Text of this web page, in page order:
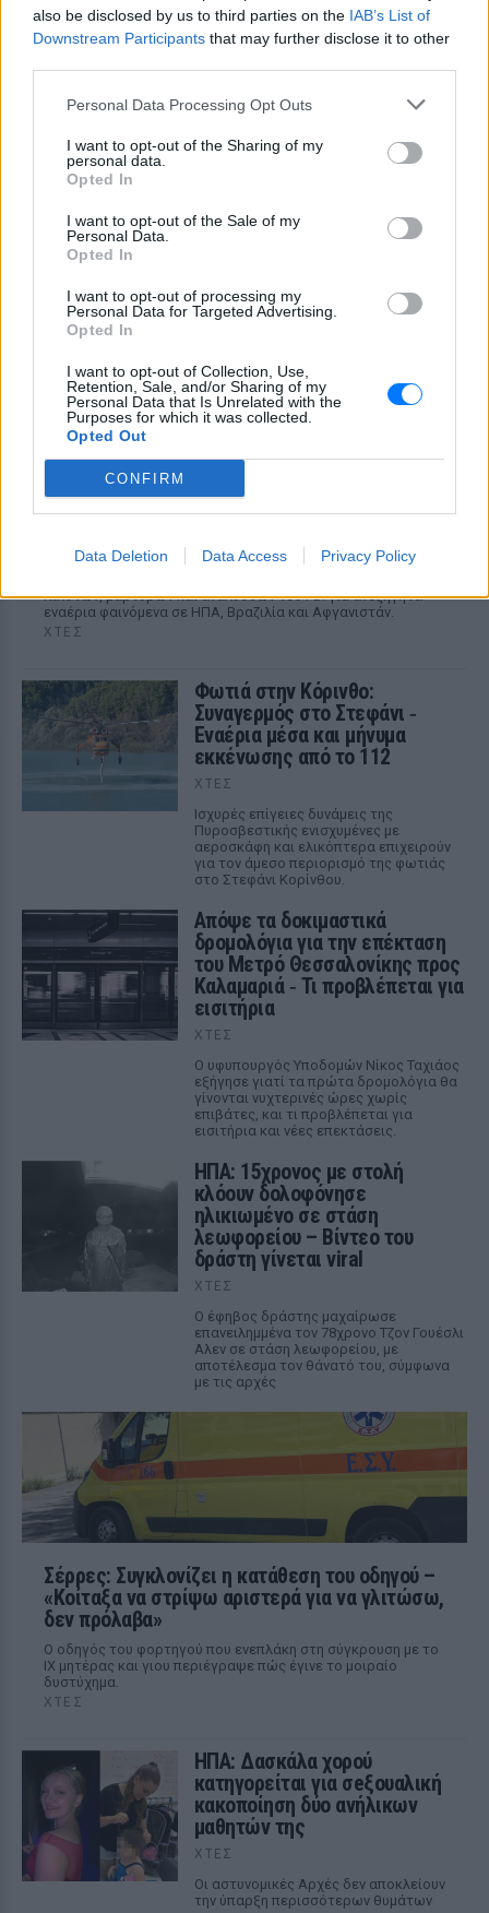
also be disclosed by us to third parties on the IAB’s List of
Downstream Participants that may further disclose it to other
Personal Data Processing Opt Outs
I want to opt-out of the Sharing of my
personal data.
Opted In
I want to opt-out of the Sale of my
Personal Data.
Opted In
I want to opt-out of processing my
Personal Data for Targeted Advertising.
Opted In
I want to opt-out of Collection, Use,
Retention, Sale, and/or Sharing of my
Personal Data that Is Unrelated with the
Purposes for which it was collected.
Opted Out
CONFIRM
Data Deletion Data Access Privacy Policy
πατέρα
ΧΤΕΣ
Μητέρα 43 ετών και ο 21χρονος γιος της
φορτηγό στην επαρχιακή οδό Αμφίπολης
– Δράμας, κοντά στην Παλαιοκώμη.
Καταδίωξη στο κέντρο της
μ@@@», του φώναζαν
λευκό όχημα έχασε τον έλεγχο και
καρφώθηκε πάνω σε κολονάκια.
Αρχεία UFO: Αθόρυβα τριγωνικά σκάφη 152
μέτρων και μεταλλική σφαίρα με ανθρώπινο
Η κυβέρνηση Τραμπ δημοσίευσε την 5η παρτίδα
πιλότων, μαρτύρων και αναλύσεων του FBI για ανεξήγητα
εναέρια φαινόμενα σε ΗΠΑ, Βραζιλία και Αφγανιστάν.
ΧΤΕΣ
Φωτιά στην Κόρινθο:
Συναγερμός στο Στεφάνι ‑
Εναέρια μέσα και μήνυμα
εκκένωσης από το 112
ΧΤΕΣ
Ισχυρές επίγειες δυνάμεις της
Πυροσβεστικής ενισχυμένες με
αεροσκάφη και ελικόπτερα επιχειρούν
για τον άμεσο περιορισμό της φωτιάς
στο Στεφάνι Κορίνθου.
Απόψε τα δοκιμαστικά
δρομολόγια για την επέκταση
του Μετρό Θεσσαλονίκης προς
Καλαμαριά ‑ Τι προβλέπεται για
εισιτήρια
ΧΤΕΣ
Ο υφυπουργός Υποδομών Νίκος Ταχιάος
εξήγησε γιατί τα πρώτα δρομολόγια θα
γίνονται νυχτερινές ώρες χωρίς
επιβάτες, και τι προβλέπεται για
εισιτήρια και νέες επεκτάσεις.
ΗΠΑ: 15χρονος με στολή
κλόουν δολοφόνησε
ηλικιωμένο σε στάση
λεωφορείου – Βίντεο του
δράστη γίνεται viral
ΧΤΕΣ
Ο έφηβος δράστης μαχαίρωσε
επανειλημμένα τον 78χρονο Τζον Γουέσλι
Αλεν σε στάση λεωφορείου, με
αποτέλεσμα τον θάνατό του, σύμφωνα
με τις αρχές
Σέρρες: Συγκλονίζει η κατάθεση του οδηγού –
«Κοίταξα να στρίψω αριστερά για να γλιτώσω,
δεν πρόλαβα»
Ο οδηγός του φορτηγού που ενεπλάκη στη σύγκρουση με το
ΙΧ μητέρας και γιου περιέγραψε πώς έγινε το μοιραίο
δυστύχημα.
ΧΤΕΣ
ΗΠΑ: Δασκάλα χορού
κατηγορείται για σeξουαλική
κακοποίηση δύο ανήλικων
μαθητών της
ΧΤΕΣ
Οι αστυνομικές Αρχές δεν αποκλείουν
την ύπαρξη περισσότερων θυμάτων